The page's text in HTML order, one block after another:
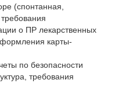
(спонтанная,
о ПР лекарственных
карты-
по без­опасности
требования